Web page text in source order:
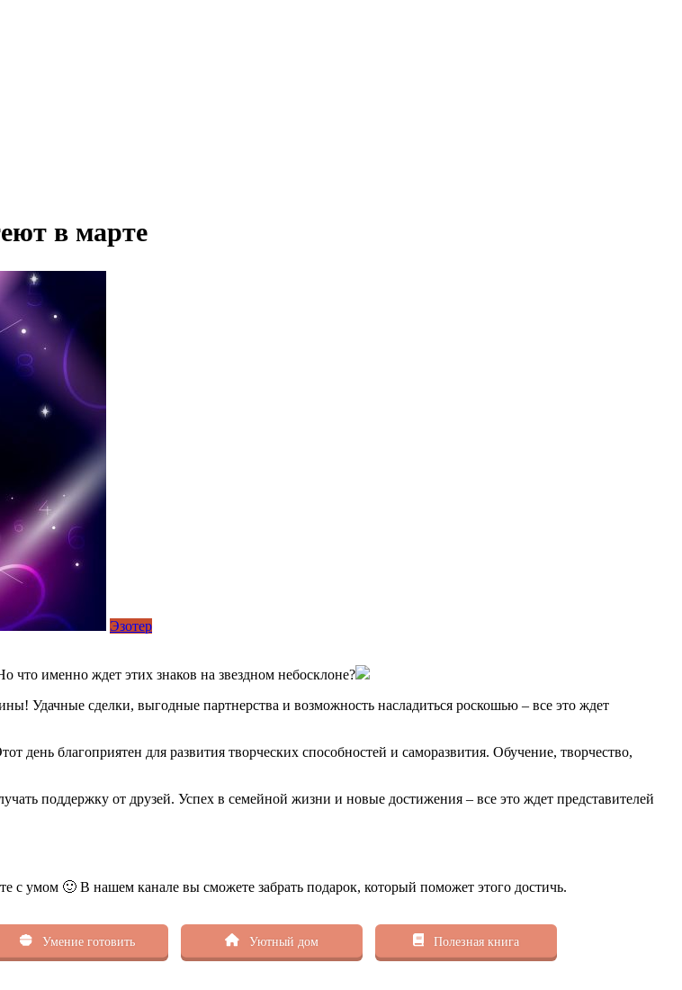
в марте
Эзотер
именно ждет этих знаков на звездном небосклоне?
Удачные сделки, выгодные партнерства и возможность насладиться роскошью – все это ждет
день благоприятен для развития творческих способностей и саморазвития. Обучение, творчество,
поддержку от друзей. Успех в семейной жизни и новые достижения – все это ждет представителей
с умом 🙂 В нашем канале вы сможете забрать подарок, который поможет этого достичь.
Умение готовить Уютный дом Полезная книга